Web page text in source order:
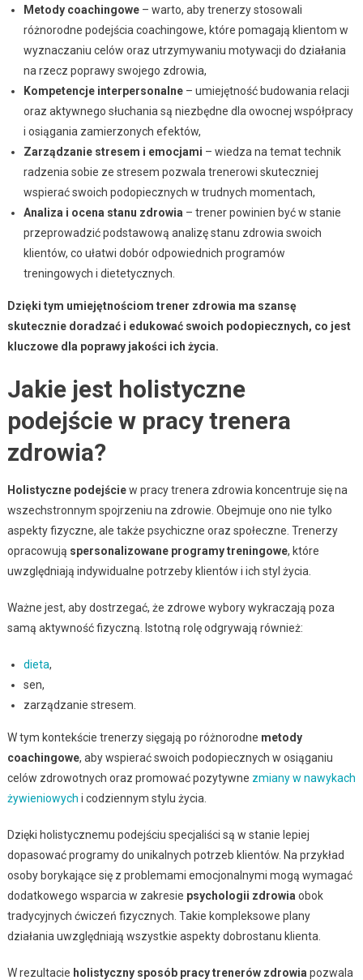
Metody coachingowe– warto, aby trenerzy stosowali
różnorodne podejścia coachingowe, które pomagają klientom w
wyznaczaniu celów oraz utrzymywaniu motywacji do działania
na rzecz poprawy swojego zdrowia,
Kompetencje interpersonalne– umiejętność budowania relacji
oraz aktywnego słuchania są niezbędne dla owocnej współpracy
i osiągania zamierzonych efektów,
Zarządzanie stresem i emocjami – wiedza na temat technik
radzenia sobie ze stresem pozwala trenerowi skuteczniej
wspierać swoich podopiecznych w trudnych momentach,
Analiza i ocena stanu zdrowia – trener powinien być w stanie
przeprowadzić podstawową analizę stanu zdrowia swoich
klientów, co ułatwi dobór odpowiednich programów
treningowych i dietetycznych.
Dzięki tym umiejętnościom trener zdrowia ma szansę
skutecznie doradzać i edukować swoich podopiecznych, co jest
kluczowe dla poprawy jakości ich życia.
Jakie jest holistyczne
podejście w pracy trenera
zdrowia?
Holistyczne podejściew pracy trenera zdrowia koncentruje się na
wszechstronnym spojrzeniu na zdrowie. Obejmuje ono nie tylko
aspekty fizyczne, ale także psychiczne oraz społeczne. Trenerzy
opracowują spersonalizowane programy treningowe, które
uwzględniają indywidualne potrzeby klientów i ich styl życia.
Ważne jest, aby dostrzegać, że zdrowe wybory wykraczają poza
samą aktywność fizyczną. Istotną rolę odgrywają również:
dieta,
sen,
zarządzanie stresem.
W tym kontekście trenerzy sięgają po różnorodne metody
coachingowe, aby wspierać swoich podopiecznych w osiąganiu
celów zdrowotnych oraz promować pozytywne zmiany w nawykach
żywieniowych i codziennym stylu życia.
Dzięki holistycznemu podejściu specjaliści są w stanie lepiej
dopasować programy do unikalnych potrzeb klientów. Na przykład
osoby borykające się z problemami emocjonalnymi mogą wymagać
dodatkowego wsparcia w zakresie psychologii zdrowia obok
tradycyjnych ćwiczeń fizycznych. Takie kompleksowe plany
działania uwzględniają wszystkie aspekty dobrostanu klienta.
W rezultacie holistyczny sposób pracy trenerów zdrowia pozwala